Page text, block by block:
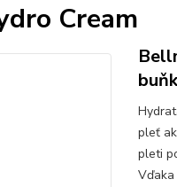
Cream
pleť
pleti